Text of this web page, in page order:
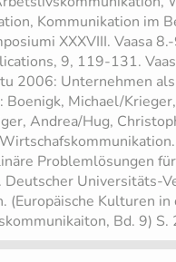
Kommunikation im
XXXVIII. Vaasa
9, 119-131.
2006: Unternehmen
Boenigk, Michael/Krieger,
Andrea/Hug,
Problemlösungen
Universitäts-
(Europäische Kulturen in
Bd. 9)